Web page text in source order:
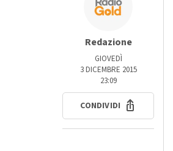
Redazione
GIOVEDÌ
3 DICEMBRE 2015
23:09
CONDIVIDI